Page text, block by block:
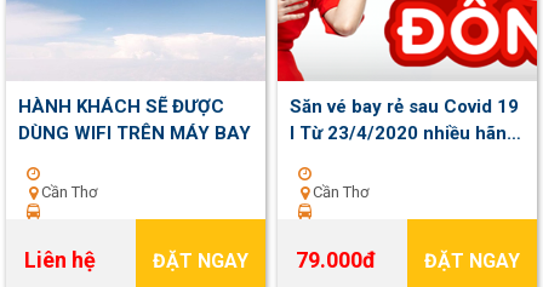
HÀNH KHÁCH SẼ ĐƯỢC
DÙNG WIFI TRÊN MÁY BAY
Cần Thơ
Liên hệ ĐẶT NGAY
Săn vé bay rẻ sau Covid 19
I Từ 23/4/2020 nhiều hãng
bay nội địa và quốc tế
Cần Thơ
79.000đ ĐẶT NGAY